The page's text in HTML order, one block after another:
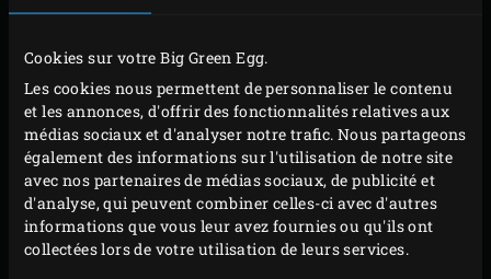
Cookies sur votre Big Green Egg.
Les cookies nous permettent de personnaliser le contenu
et les annonces, d'offrir des fonctionnalités relatives aux
médias sociaux et d'analyser notre trafic. Nous partageons
également des informations sur l'utilisation de notre site
avec nos partenaires de médias sociaux, de publicité et
d'analyse, qui peuvent combiner celles-ci avec d'autres
informations que vous leur avez fournies ou qu'ils ont
collectées lors de votre utilisation de leurs services.
hachez-les finement et mélangez ces herbes
les gousses.
Placez la poitrine de porc sur sa couenne sur une
planche à découper, ouvrez la viande en deux et
enduisez-la entièrement d’ail. Répartissez le
mélange de romarin et de thym dessus, ainsi que
les pistaches concassées. Râpez finement le zeste du